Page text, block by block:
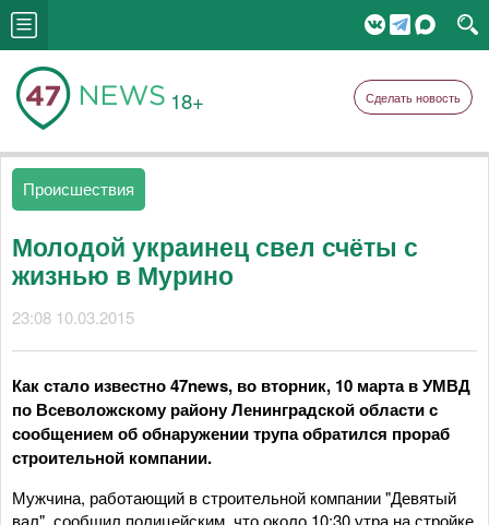
18+ Сделать новость
Происшествия
Молодой украинец свел счёты с
жизнью в Мурино
23:08 10.03.2015
Как стало известно 47news, во вторник, 10 марта в УМВД
по Всеволожскому району Ленинградской области с
сообщением об обнаружении трупа обратился прораб
строительной компании.
Мужчина, работающий в строительной компании "Девятый
вал", сообщил полицейским, что около 10:30 утра на стройке